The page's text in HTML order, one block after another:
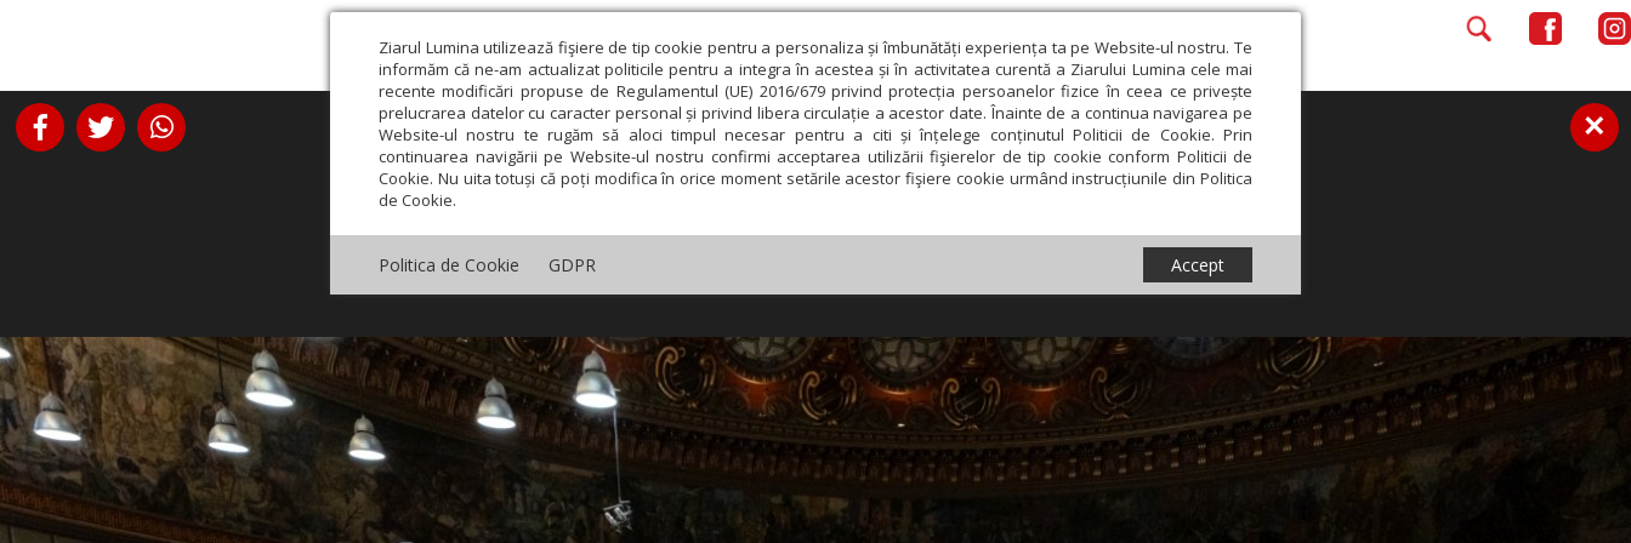
Ziarul Lumina utilizează fişiere de tip cookie pentru a personaliza și îmbunătăți experiența ta pe Website-ul nostru. Te
informăm că ne-am actualizat politicile pentru a integra în acestea și în activitatea curentă a Ziarului Lumina cele mai
recente modificări propuse de Regulamentul (UE) 2016/679 privind protecția persoanelor fizice în ceea ce privește
prelucrarea datelor cu caracter personal și privind libera circulație a acestor date. Înainte de a continua navigarea pe
Website-ul nostru te rugăm să aloci timpul necesar pentru a citi și înțelege conținutul Politicii de Cookie. Prin
continuarea navigării pe Website-ul nostru confirmi acceptarea utilizării fişierelor de tip cookie conform Politicii de
Cookie. Nu uita totuși că poți modifica în orice moment setările acestor fişiere cookie urmând instrucțiunile din Politica
de Cookie.
Politica de Cookie GDPR Accept
×